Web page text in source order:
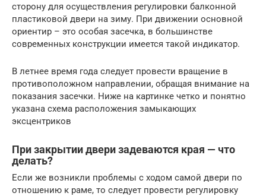
сторону для осуществления регулировки балконной
пластиковой двери на зиму. При движении основной
ориентир – это особая засечка, в большинстве
современных конструкции имеется такой индикатор.
В летнее время года следует провести вращение в
противоположном направлении, обращая внимание на
показания засечки. Ниже на картинке четко и понятно
указана схема расположения замыкающих
эксцентриков
При закрытии двери задеваются края — что
делать?
Если же возникли проблемы с ходом самой двери по
отношению к раме, то следует провести регулировку